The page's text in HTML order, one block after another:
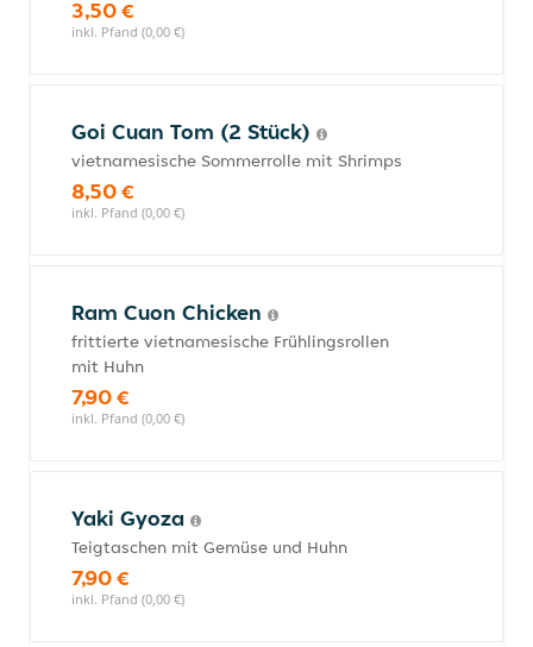
3,50 €
inkl. Pfand (0,00 €)
Goi Cuan Tom (2 Stück)
vietnamesische Sommerrolle mit Shrimps
8,50 €
inkl. Pfand (0,00 €)
Ram Cuon Chicken
frittierte vietnamesische Frühlingsrollen
mit Huhn
7,90 €
inkl. Pfand (0,00 €)
Yaki Gyoza
Teigtaschen mit Gemüse und Huhn
7,90 €
inkl. Pfand (0,00 €)